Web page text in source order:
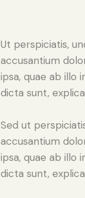
Ut perspiciatis,
accusantium
ipsa, quae ab illo
dicta sunt,
Sed ut
accusantium
ipsa, quae ab illo
dicta sunt,